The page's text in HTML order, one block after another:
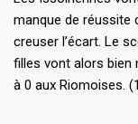
manque de réussite
creuser l’écart. Le
filles vont alors bien
à 0 aux Riomoises.